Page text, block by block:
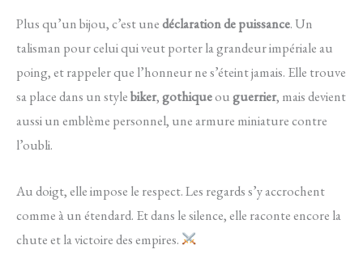
Plus qu’un bijou, c’est unedéclaration de puissance. Un
talisman pour celui qui veut porter la grandeur impériale au
poing, et rappeler que l’honneur ne s’éteint jamais. Elle trouve
sa place dans un stylebiker,gothiqueouguerrier, mais devient
aussi un emblème personnel, une armure miniature contre
l’oubli.
Au doigt, elle impose le respect. Les regards s’y accrochent
comme à un étendard. Et dans le silence, elle raconte encore la
chute et la victoire des empires.